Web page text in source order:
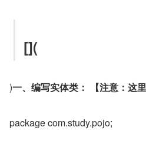
[](
)一、编写实体类： 【注意：这
package com.study.pojo;